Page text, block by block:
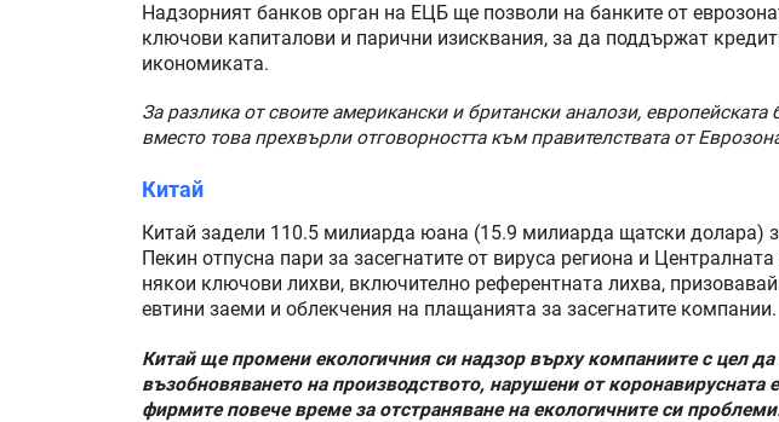
Надзорният банков орган на ЕЦБ ще позволи на банките от
ключови капиталови и парични изисквания, за да поддържат
икономиката.
За разлика от своите американски и британски аналози,
вместо това прехвърли отговорността към правителствата от
Китай
Китай задели 110.5 милиарда юана (15.9 милиарда щатски долара)
Пекин отпусна пари за засегнатите от вируса региона и
някои ключови лихви, включително референтната лихва,
евтини заеми и облекчения на плащанията за засегнатите компании.
Китай ще промени екологичния си надзор върху компаниите с цел да
възобновяването на производството, нарушени от коронавирусната
фирмите повече време за отстраняване на екологичните си проблеми.